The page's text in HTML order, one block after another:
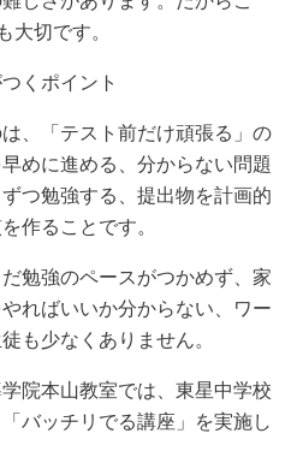
大切です。
くポイント
、「テスト前だけ頑張る」の
めに進める、分からない問題
つ勉強する、提出物を計画的
作ることです。
勉強のペースがつかめず、家
ればいいか分からない、ワー
も少なくありません。
院本山教室では、東星中学校
バッチリでる講座」を実施し